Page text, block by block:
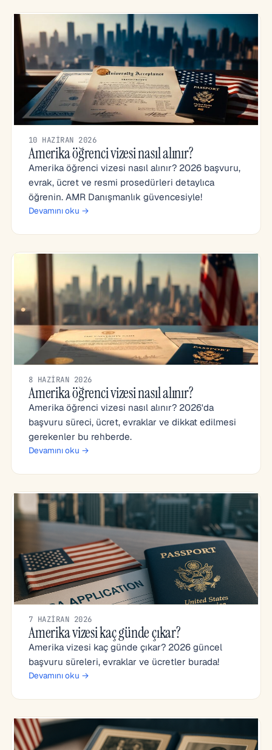
10 HAZIRAN 2026
Amerika öğrenci vizesi nasıl alınır?
Amerika öğrenci vizesi nasıl alınır? 2026 başvuru,
evrak, ücret ve resmi prosedürleri detaylıca
öğrenin. AMR Danışmanlık güvencesiyle!
Devamını oku →
8 HAZIRAN 2026
Amerika öğrenci vizesi nasıl alınır?
Amerika öğrenci vizesi nasıl alınır? 2026'da
başvuru süreci, ücret, evraklar ve dikkat edilmesi
gerekenler bu rehberde.
Devamını oku →
7 HAZIRAN 2026
Amerika vizesi kaç günde çıkar?
Amerika vizesi kaç günde çıkar? 2026 güncel
başvuru süreleri, evraklar ve ücretler burada!
Devamını oku →